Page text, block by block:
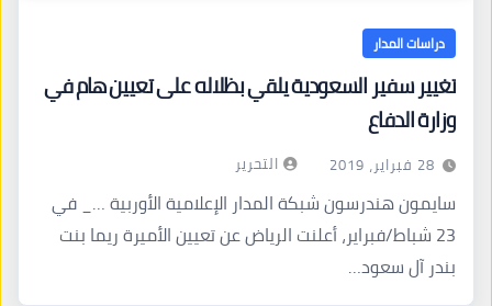
دراسات المدار
تغيير سفير السعودية يلقي بظلاله على تعيين هام في
وزارة الدفاع
28 فبراير، 2019 التحرير
سايمون هندرسون شبكة المدار الإعلامية الأوربية …_ في
23 شباط/فبراير، أعلنت الرياض عن تعيين الأميرة ريما بنت
بندر آل سعود…